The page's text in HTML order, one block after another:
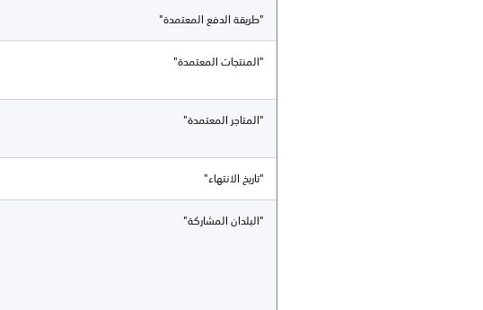
"طريقة الدفع المعتمدة"
"المنتجات المعتمدة"
"المتاجر المعتمدة"
"تاريخ الانتهاء"
"البلدان المشاركة"